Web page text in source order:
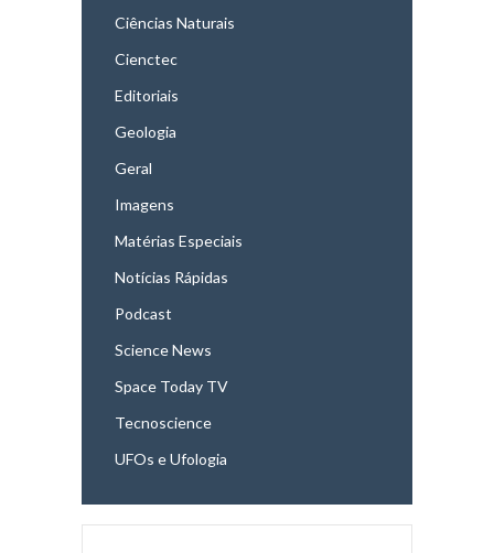
Ciências Naturais
Cienctec
Editoriais
Geologia
Geral
Imagens
Matérias Especiais
Notícias Rápidas
Podcast
Science News
Space Today TV
Tecnoscience
UFOs e Ufologia